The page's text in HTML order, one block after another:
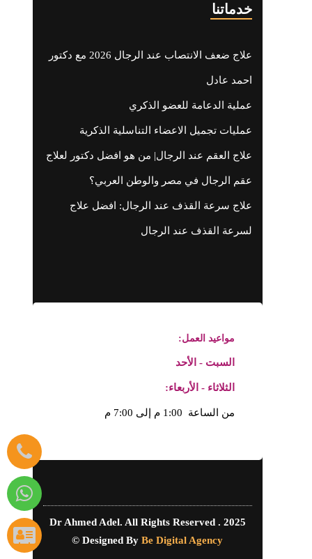
مواعيد العمل:
السبت - الأحد
الثلاثاء - الأربعاء:
من الساعة 1:00 م إلى 7:00 م
خدماتنا
علاج ضعف الانتصاب عند الرجال 2026 مع دكتور
احمد عادل
عملية الدعامة للعضو الذكري
عمليات تجميل الاعضاء التناسلية الذكرية
علاج العقم عند الرجال| من هو افضل دكتور لعلاج
عقم الرجال في مصر والوطن العربي؟
علاج سرعة القذف عند الرجال: افضل علاج
لسرعة القذف عند الرجال
2025 Dr Ahmed Adel. All Rights Reserved .
Designed By Be Digital Agency
©